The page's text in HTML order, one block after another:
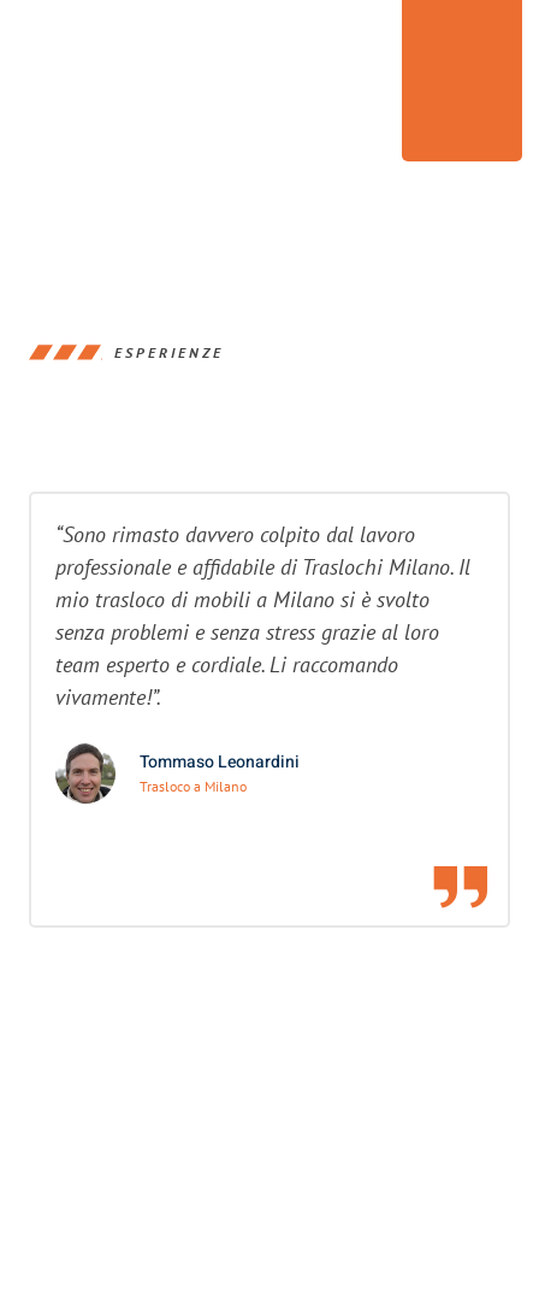
ESPERIENZE
“Sono rimasto davvero colpito dal lavoro
professionale e affidabile di Traslochi Milano. Il
mio trasloco di mobili a Milano si è svolto
senza problemi e senza stress grazie al loro
team esperto e cordiale. Li raccomando
vivamente!”.
Tommaso Leonardini
Trasloco a Milano